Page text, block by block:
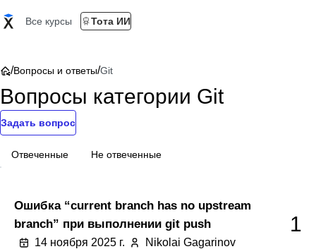
Все курсы Тота ИИ
/Вопросы и ответы/Git
Вопросы категории Git
Задать вопрос
Отвеченные Не отвеченные
Ошибка “current branch has no upstream
branch” при выполнении git push
14 ноября 2025 г. Nikolai Gagarinov
1